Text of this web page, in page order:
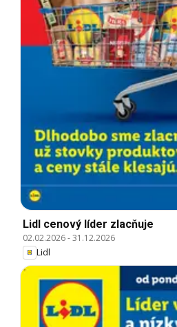
Lidl cenový líder zlacňuje
02.02.2026-31.12.2026
Lidl